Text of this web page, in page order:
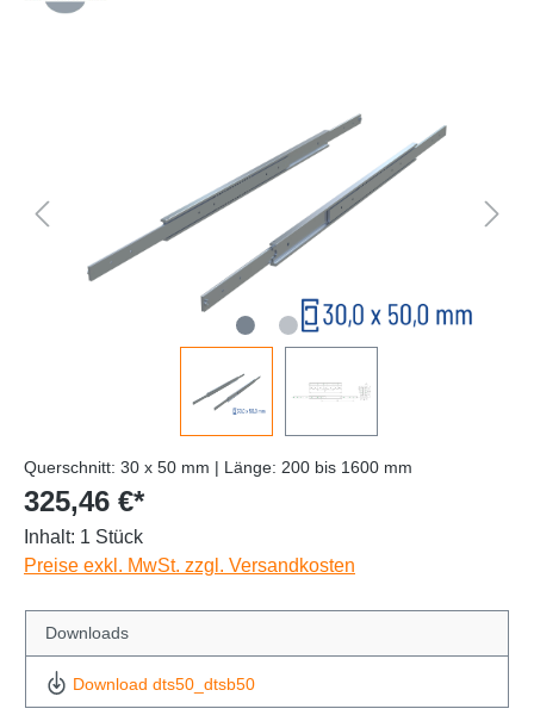
Querschnitt: 30 x 50 mm | Länge: 200 bis 1600 mm
325,46 €*
Inhalt: 1 Stück
Preise exkl. MwSt. zzgl. Versandkosten
Downloads
Download dts50_dtsb50